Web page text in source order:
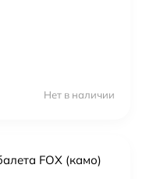
Нет в наличии